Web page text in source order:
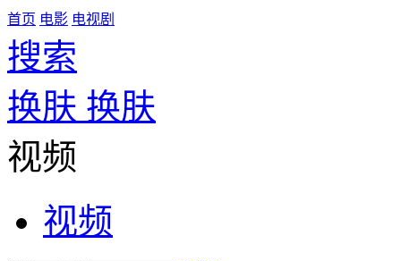
首页 电影 电视剧
搜索
换肤 换肤
视频
视频